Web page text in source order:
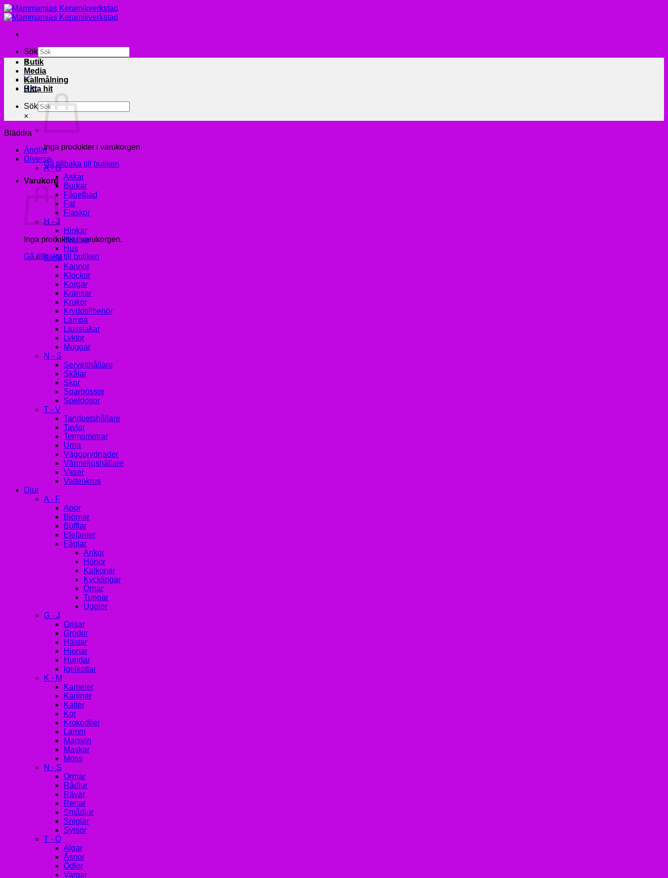
Skip
to
Sök
×
0kr
Inga produkter i varukorgen.
Gå tillbaka till butiken
Varukorg
Inga produkter i varukorgen.
Gå tillbaka till butiken
Butik
Media
Kallmålning
Hitta hit
Sök
×
Bläddra
Änglar
Diverse
A - G
Askar
Burkar
Fågelbad
Fat
Flaskor
H - J
Hinkar
Hjärtan
Hus
K - M
Kannor
Klockor
Korgar
Kransar
Krukor
Kryddtillbehör
Lampa
Ljusstakar
Lyktor
Muggar
N - S
Servetthållare
Skålar
Skor
Sparbössor
Speldosor
T - V
Tandpetshållare
Tavlor
Termometrar
Urna
Väggprydnader
Värmeljushållare
Vaser
Vattenkrus
Djur
A - F
Apor
Björnar
Bufflar
Elefanter
Fåglar
Ankor
Hönor
Kalkoner
Kycklingar
Örnar
Tuppar
Ugglor
G - J
Grisar
Grodor
Hästar
Hjortar
Hundar
Igelkottar
K - M
Kameler
Kaniner
Katter
Kor
Krokodiler
Lamm
Marsvin
Maskar
Möss
N - S
Ormar
Rådjur
Rävar
Renar
Smådjur
Sniglar
Syrsor
T - Ö
Älgar
Åsnor
Ödlor
Vargar